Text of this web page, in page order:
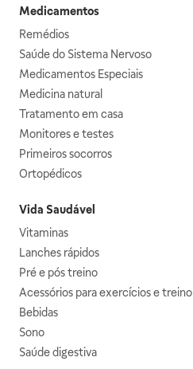
Medicamentos
Remédios
Saúde do Sistema Nervoso
Medicamentos Especiais
Medicina natural
Tratamento em casa
Monitores e testes
Primeiros socorros
Ortopédicos
Vida Saudável
Vitaminas
Lanches rápidos
Pré e pós treino
Acessórios para exercícios e treino
Bebidas
Sono
Saúde digestiva